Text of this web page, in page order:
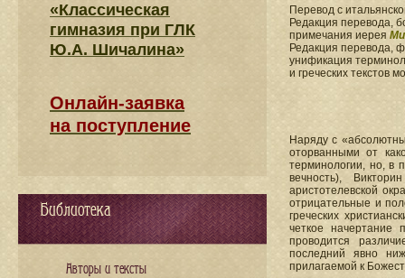
Перевод с
Редакция перевода,
примечания иерея
Редакция перевода,
унификация
и греческих текстов
Наряду с
оторванными от
терминологии, но, в
вечность),
аристотелевской
отрицательные и
греческих
четкое
проводится
последний явно
прилагаемой к
«Классическая
гимназия при ГЛК
Ю.А. Шичалина»
Онлайн-заявка
на поступление
Библиотека
Авторы и тексты